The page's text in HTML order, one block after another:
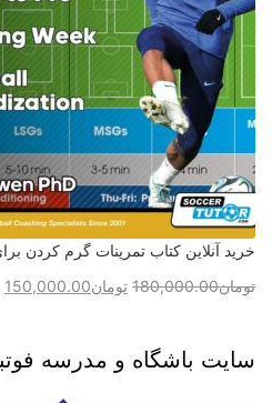
خرید آنلاین کتاب تمرینات گرم کردن
تومان180,000.00 تومان150,000.00
سایت باشگاه و مدرسه